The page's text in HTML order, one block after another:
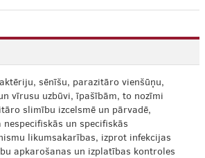
sēnīšu, parazitāro vienšūņu,
vīrusu uzbūvi, īpašībām, to nozīmi
slimību izcelsmē un pārvadē,
un specifiskās
likumsakarības, izprot infekcijas
apkarošanas un izplatības kontroles